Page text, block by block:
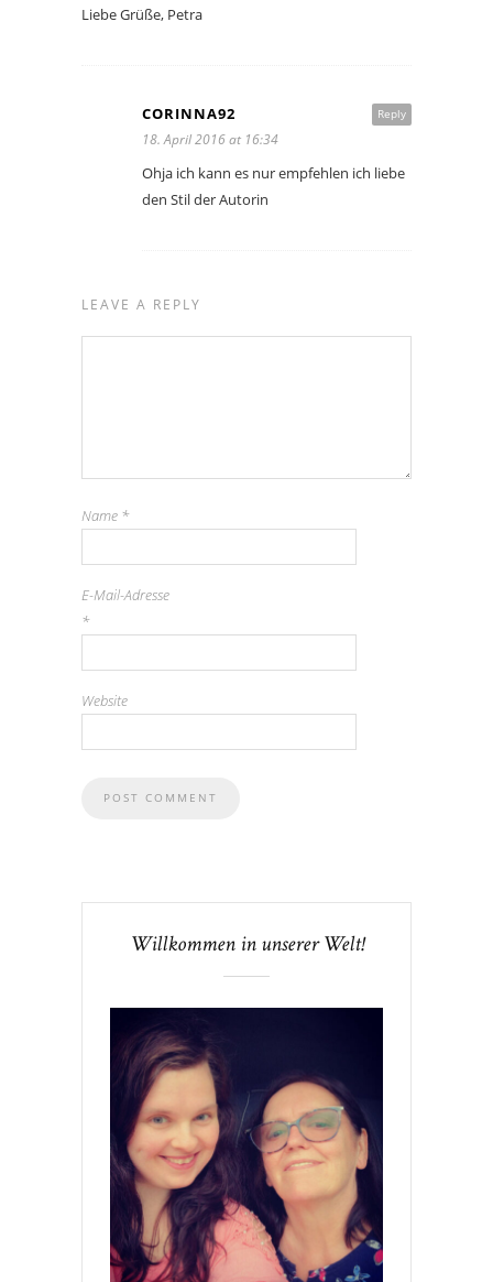
Liebe Grüße, Petra
Reply
CORINNA92
18. April 2016 at 16:34
Ohja ich kann es nur empfehlen ich liebe
den Stil der Autorin
LEAVE A REPLY
Name *
E-Mail-Adresse
*
Website
Willkommen in unserer Welt!